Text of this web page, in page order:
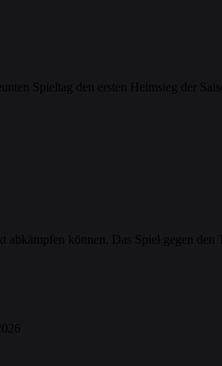
Spieltag den ersten Heimsieg der
können. Das Spiel gegen den